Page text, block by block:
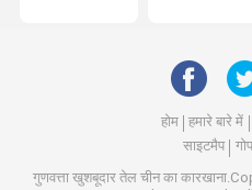
होम हमारे बारे में
साइटमैप
गुणवत्ता खुशबूदार तेलचीन का